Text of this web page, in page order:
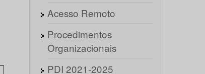
Acesso Remoto
Procedimentos
Organizacionais
PDI 2021-2025